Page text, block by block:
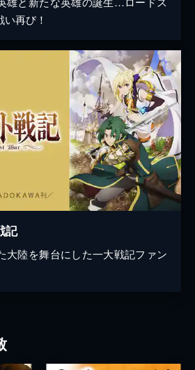
再び！
記
大陸を舞台にした一大戦記ファン